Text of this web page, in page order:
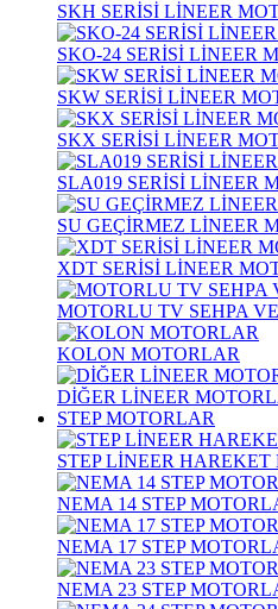
SKH SERİSİ LİNEER
SKO-24 SERİSİ LİNEER
SKW SERİSİ LİNEER
SKX SERİSİ LİNEER
SLA019 SERİSİ LİNEER
SU GEÇİRMEZ LİNEER
XDT SERİSİ LİNEER
MOTORLU TV SEHPA
KOLON MOTORLAR
DİĞER LİNEER
STEP MOTORLAR
STEP LİNEER
NEMA 14 STEP
NEMA 17 STEP
NEMA 23 STEP